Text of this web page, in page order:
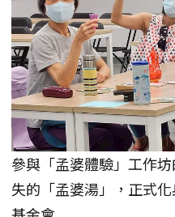
參與「孟婆體驗」工作
失的「孟婆湯」，正式